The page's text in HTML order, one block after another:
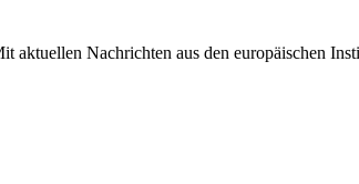
Nachrichten aus den europäischen